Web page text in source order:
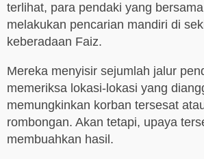
terlihat, para pendaki yang
melakukan pencarian mandiri di
keberadaan Faiz.
Mereka menyisir sejumlah jalur
memeriksa lokasi-lokasi yang
memungkinkan korban tersesat
rombongan. Akan tetapi, upaya
membuahkan hasil.